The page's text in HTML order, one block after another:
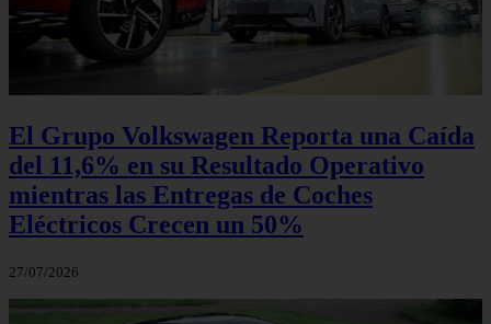
El Grupo Volkswagen Reporta una Caída
del 11,6% en su Resultado Operativo
mientras las Entregas de Coches
Eléctricos Crecen un 50%
27/07/2026